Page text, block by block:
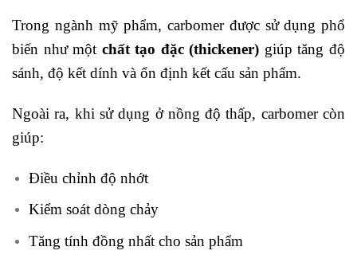
Trong ngành mỹ phẩm, carbomer được sử dụng phổ
biến như một chất tạo đặc (thickener) giúp tăng độ
sánh, độ kết dính và ổn định kết cấu sản phẩm.
Ngoài ra, khi sử dụng ở nồng độ thấp, carbomer còn
giúp:
Điều chỉnh độ nhớt
Kiểm soát dòng chảy
Tăng tính đồng nhất cho sản phẩm